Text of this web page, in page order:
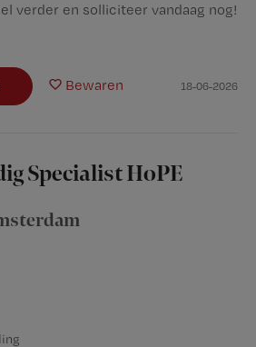
verder en solliciteer vandaag nog!
Bewaren 18-06-2026
Specialist HoPE